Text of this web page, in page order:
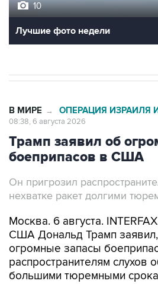
10
Лучшие фото недели
В МИРЕ → ОПЕРАЦИЯ ИЗРАИЛЯ
08:38, 6 августа 2026
Трамп заявил об
боеприпасов в США
Он пригрозил
нехватке ракет долгими
Москва. 6 августа.
США Дональд Трамп заявил,
огромные запасы
распространителям слухов
большими тюремными